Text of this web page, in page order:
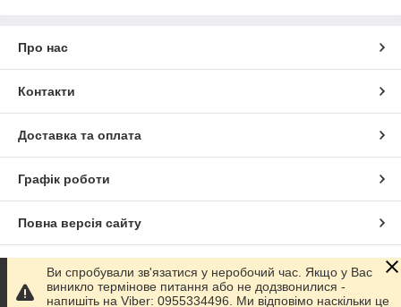
Про нас
Контакти
Доставка та оплата
Графік роботи
Повна версія сайту
Сайт створено на маркетплейсі Prom.ua
Ви спробували зв'язатися у неробочий час. Якщо у Вас
виникло термінове питання або не додзвонилися -
напишіть на Viber: 0955334496. Ми відповімо наскільки це